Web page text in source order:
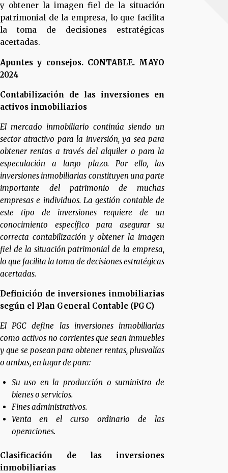
y obtener la imagen fiel de la situación
patrimonial de la empresa, lo que facilita
la toma de decisiones estratégicas
acertadas.
Apuntes y consejos. CONTABLE. MAYO
2024
Contabilización de las inversiones en
activos inmobiliarios
El mercado inmobiliario continúa siendo un
sector atractivo para la inversión, ya sea para
obtener rentas a través del alquiler o para la
especulación a largo plazo. Por ello, las
inversiones inmobiliarias constituyen una parte
importante del patrimonio de muchas
empresas e individuos. La gestión contable de
este tipo de inversiones requiere de un
conocimiento específico para asegurar su
correcta contabilización y obtener la imagen
fiel de la situación patrimonial de la empresa,
lo que facilita la toma de decisiones estratégicas
acertadas.
Definición de inversiones inmobiliarias
según el Plan General Contable (PGC)
El PGC define las inversiones inmobiliarias
como activos no corrientes que sean inmuebles
y que se posean para obtener rentas, plusvalías
o ambas, en lugar de para:
Su uso en la producción o suministro de
bienes o servicios.
Fines administrativos.
Venta en el curso ordinario de las
operaciones.
Clasificación de las inversiones
inmobiliarias